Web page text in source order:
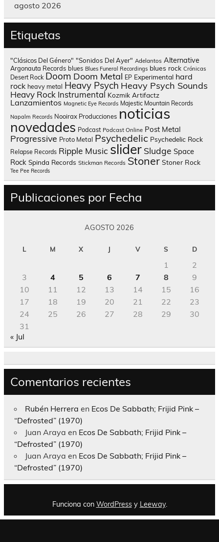
agosto 2026
Etiquetas
"Clásicos Del Género" "Sonidos Del Ayer" Adelantos Alternative
Argonauta Records blues Blues Funeral Recordings blues rock Crónicas
Desert Rock Doom Doom Metal EP Experimental hard
rock heavy metal Heavy Psych Heavy Psych Sounds
Heavy Rock Instrumental Kozmik Artifactz
Lanzamientos Magnetic Eye Records Majestic Mountain Records
Napalm Records Nooirax Producciones noticias
novedades Podcast Podcast Online Post Metal
Progressive Proto Metal Psychedelic Psychedelic Rock
Relapse Records Ripple Music slider Sludge Space
Rock Spinda Records Stickman Records Stoner Stoner Rock
Tee Pee Records
Publicaciones por Fecha
AGOSTO 2026
L M X J V S D
1
2
3
4 5 6 7 8
9
10
11 12 13 14 15
16
17
18 19 20 21 22
23
24
25 26 27 28 29
30
31
« Jul
Comentarios recientes
Rubén Herrera en Ecos De Sabbath; Frijid Pink –
“Defrosted” (1970)
Juan Araya en Ecos De Sabbath; Frijid Pink –
“Defrosted” (1970)
Juan Araya en Ecos De Sabbath; Frijid Pink –
“Defrosted” (1970)
Funciona con WordPressy Leeway.